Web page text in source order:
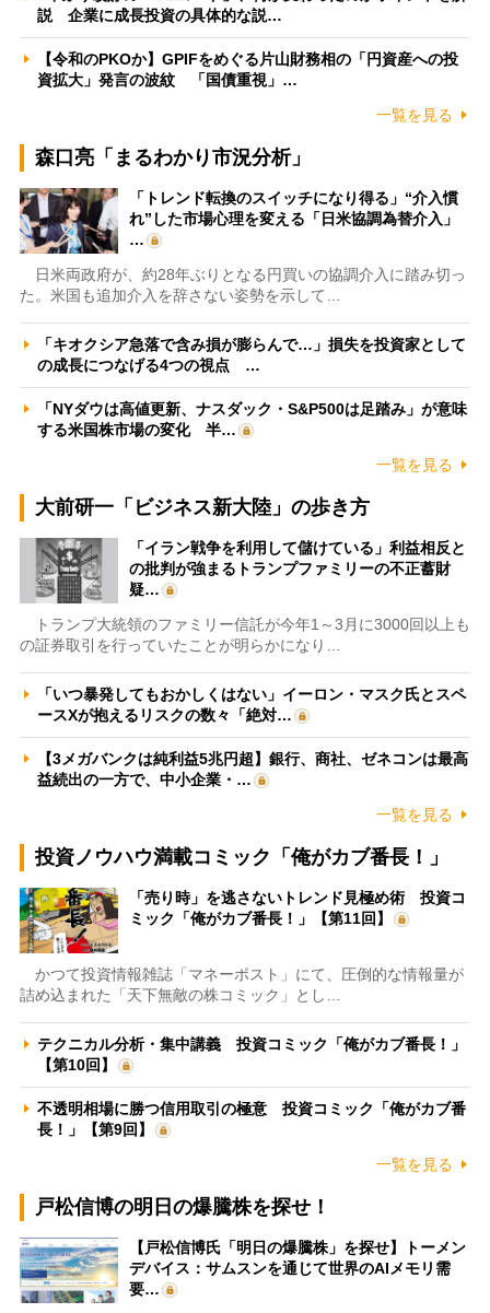
説 企業に成長投資の具体的な説…
【令和のPKOか】GPIFをめぐる片山財務相の「円資産への投
資拡大」発言の波紋 「国債重視」…
一覧を見る
森口亮「まるわかり市況分析」
「トレンド転換のスイッチになり得る」“介入慣
れ”した市場心理を変える「日米協調為替介入」
…
日米両政府が、約28年ぶりとなる円買いの協調介入に踏み切っ
た。米国も追加介入を辞さない姿勢を示して…
「キオクシア急落で含み損が膨らんで…」損失を投資家として
の成長につなげる4つの視点 …
「NYダウは高値更新、ナスダック・S&P500は足踏み」が意味
する米国株市場の変化 半…
一覧を見る
大前研一「ビジネス新大陸」の歩き方
「イラン戦争を利用して儲けている」利益相反と
の批判が強まるトランプファミリーの不正蓄財
疑…
トランプ大統領のファミリー信託が今年1～3月に3000回以上も
の証券取引を行っていたことが明らかになり…
「いつ暴発してもおかしくはない」イーロン・マスク氏とスペ
ースXが抱えるリスクの数々「絶対…
【3メガバンクは純利益5兆円超】銀行、商社、ゼネコンは最高
益続出の一方で、中小企業・…
一覧を見る
投資ノウハウ満載コミック「俺がカブ番長！」
「売り時」を逃さないトレンド見極め術 投資コ
ミック「俺がカブ番長！」【第11回】
かつて投資情報雑誌「マネーポスト」にて、圧倒的な情報量が
詰め込まれた「天下無敵の株コミック」とし…
テクニカル分析・集中講義 投資コミック「俺がカブ番長！」
【第10回】
不透明相場に勝つ信用取引の極意 投資コミック「俺がカブ番
長！」【第9回】
一覧を見る
戸松信博の明日の爆騰株を探せ！
【戸松信博氏「明日の爆騰株」を探せ】トーメン
デバイス：サムスンを通じて世界のAIメモリ需
要…